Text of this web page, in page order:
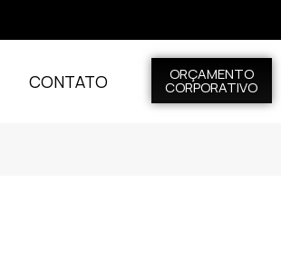
CONTATO ORÇAMENTO
CORPORATIVO